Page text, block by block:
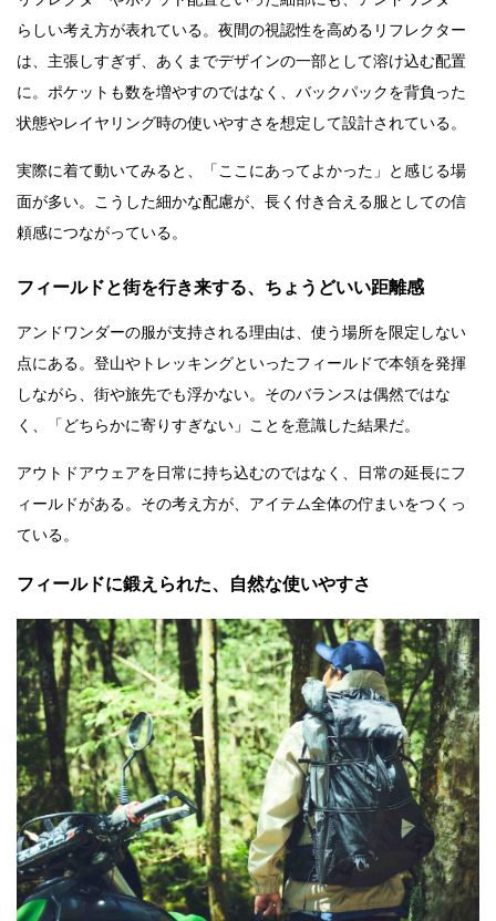
らしい考え方が表れている。夜間の視認性を高めるリフレクター
は、主張しすぎず、あくまでデザインの一部として溶け込む配置
に。ポケットも数を増やすのではなく、バックパックを背負った
状態やレイヤリング時の使いやすさを想定して設計されている。
実際に着て動いてみると、「ここにあってよかった」と感じる場
面が多い。こうした細かな配慮が、長く付き合える服としての信
頼感につながっている。
フィールドと街を行き来する、ちょうどいい距離感
アンドワンダーの服が支持される理由は、使う場所を限定しない
点にある。登山やトレッキングといったフィールドで本領を発揮
しながら、街や旅先でも浮かない。そのバランスは偶然ではな
く、「どちらかに寄りすぎない」ことを意識した結果だ。
アウトドアウェアを日常に持ち込むのではなく、日常の延長にフ
ィールドがある。その考え方が、アイテム全体の佇まいをつくっ
ている。
フィールドに鍛えられた、自然な使いやすさ